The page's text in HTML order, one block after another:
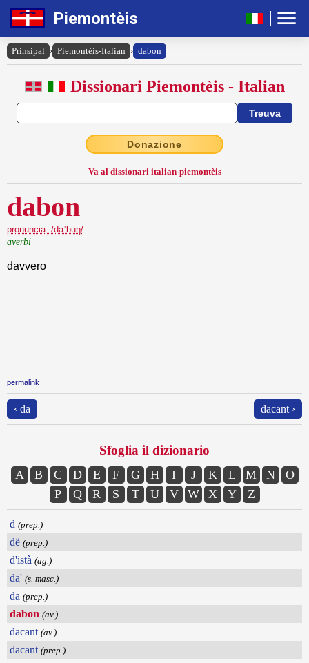
Piemontèis
Prinsipal › Piemontèis-Italian › dabon
Dissionari Piemontèis - Italian
Donazione
Va al dissionari italian-piemontèis
dabon
pronuncia: /daˈbuŋ/
averbi
davvero
permalink
‹ da dacant ›
Sfoglia il dizionario
A B C D E F G H I J K L M N
O
P
Q R S T U V W X Y Z
d (prep.)
dë (prep.)
d'istà (ag.)
da' (s. masc.)
da (prep.)
dabon (av.)
dacant (av.)
dacant (prep.)